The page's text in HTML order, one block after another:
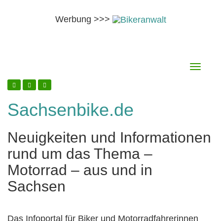
Werbung >>>
content
Toggle
Sachsenbike.de
Neuigkeiten und Informationen
rund um das Thema –
Motorrad – aus und in
Sachsen
Das Infoportal für Biker und Motorradfahrerinnen